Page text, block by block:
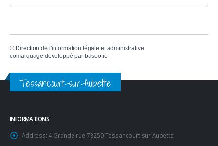
© Direction de l'information légale et administrative
comarquage developpé par baseo.io
Tessancourt-sur-Aubette
INFORMATIONS
Address: 4 Grande rue 78250 Tessancourt sur Aubette